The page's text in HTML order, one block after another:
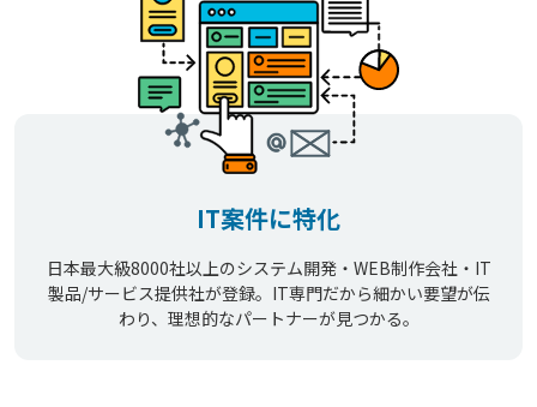
IT案件に特化
日本最大級8000社以上のシステム開発・WEB制作会社・IT
製品/サービス提供社が登録。IT専門だから細かい要望が伝
わり、理想的なパートナーが見つかる。